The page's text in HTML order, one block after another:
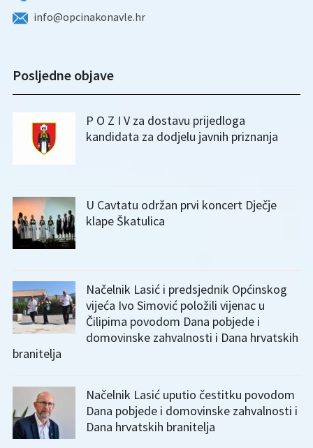
info@opcinakonavle.hr
Posljedne objave
P O Z I V za dostavu prijedloga
kandidata za dodjelu javnih priznanja
U Cavtatu održan prvi koncert Dječje
klape Škatulica
Načelnik Lasić i predsjednik Općinskog
vijeća Ivo Simović položili vijenac u
Čilipima povodom Dana pobjede i
domovinske zahvalnosti i Dana hrvatskih
branitelja
Načelnik Lasić uputio čestitku povodom
Dana pobjede i domovinske zahvalnosti i
Dana hrvatskih branitelja